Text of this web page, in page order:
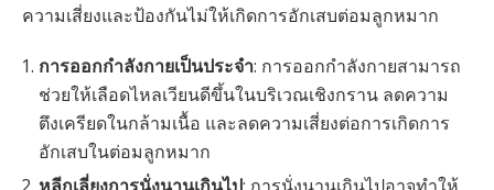
ความเสี่ยงและป้องกันไม่ให้เกิดการอักเสบต่อมลูกหมาก
การออกกำลังกายเป็นประจำ: การออกกำลังกายสามารถ
ช่วยให้เลือดไหลเวียนดีขึ้นในบริเวณเชิงกราน ลดความ
ตึงเครียดในกล้ามเนื้อ และลดความเสี่ยงต่อการเกิดการ
อักเสบในต่อมลูกหมาก